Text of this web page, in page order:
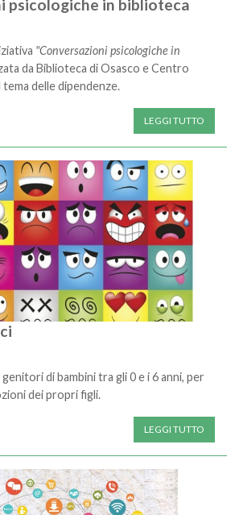
psicologiche in biblioteca
"Conversazioni psicologiche in
da Biblioteca di Osasco e Centro
tema delle dipendenze.
LEGGI TUTTO
di bambini tra gli 0 e i 6 anni, per
dei propri figli.
LEGGI TUTTO